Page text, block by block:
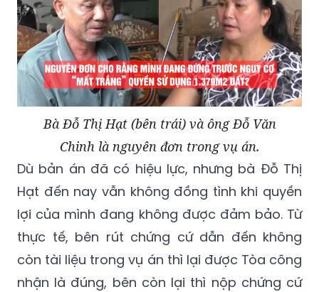
Bà Đỗ Thị Hạt (bên trái) và ông Đỗ Văn
Chinh là nguyên đơn trong vụ án.
Dù bản án đã có hiệu lực, nhưng bà Đỗ Thị
Hạt đến nay vẫn không đồng tình khi quyền
lợi của mình đang không được đảm bảo. Từ
thực tế, bên rút chứng cứ dẫn đến không
còn tài liệu trong vụ án thì lại được Tòa công
nhận là đúng, bên còn lại thì nộp chứng cứ